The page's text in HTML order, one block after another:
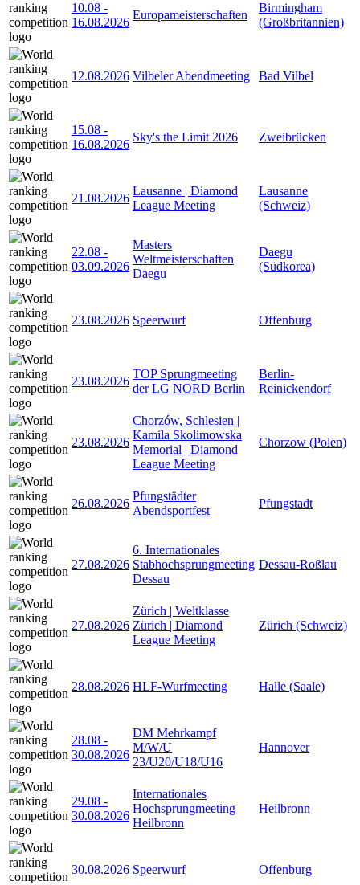
10.08 -
16.08.2026
Europameisterschaften
Birmingham
(Großbritannien)
12.08.2026 Vilbeler Abendmeeting Bad Vilbel
15.08 -
16.08.2026
Sky's the Limit 2026 Zweibrücken
21.08.2026
Lausanne | Diamond
League Meeting
Lausanne
(Schweiz)
22.08 -
03.09.2026
Masters
Weltmeisterschaften
Daegu
Daegu
(Südkorea)
23.08.2026 Speerwurf Offenburg
23.08.2026
TOP Sprungmeeting
der LG NORD Berlin
Berlin-
Reinickendorf
23.08.2026
Chorzów, Schlesien |
Kamila Skolimowska
Memorial | Diamond
League Meeting
Chorzow (Polen)
26.08.2026
Pfungstädter
Abendsportfest
Pfungstadt
27.08.2026
6. Internationales
Stabhochsprungmeeting
Dessau
Dessau-Roßlau
27.08.2026
Zürich | Weltklasse
Zürich | Diamond
League Meeting
Zürich (Schweiz)
28.08.2026 HLF-Wurfmeeting Halle (Saale)
28.08 -
30.08.2026
DM Mehrkampf
M/W/U
23/U20/U18/U16
Hannover
29.08 -
30.08.2026
Internationales
Hochsprungmeeting
Heilbronn
Heilbronn
30.08.2026 Speerwurf Offenburg